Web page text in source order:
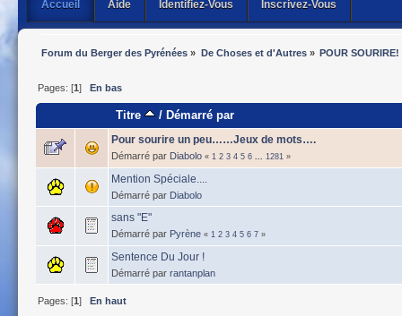
Accueil Aide Identifiez-Vous Inscrivez-Vous
Forum du Berger des Pyrénées » De Choses et d'Autres» POUR SOURIRE!
Pages: [1] En bas
Titre / Démarré par
Pour sourire un peu……Jeux de mots….
Démarré par Diabolo « 1 2 3 4 5 6 ... 1281 »
Mention Spéciale....
Démarré par Diabolo
sans "E"
Démarré par Pyrène « 1 2 3 4 5 6 7 »
Sentence Du Jour !
Démarré par rantanplan
Pages: [1]En haut